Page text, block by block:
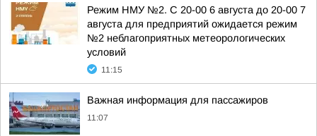
Режим НМУ №2. С 20-00 6 августа до 20-00 7
августа для предприятий ожидается режим
№2 неблагоприятных метеорологических
условий
11:15
Важная информация для пассажиров
11:07